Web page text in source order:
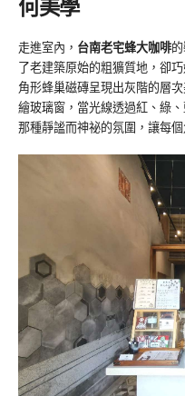
何美學
走進室內， 台南老宅蜂大咖啡
了老建築原始的粗獷質地，卻
角形蜂巢磁磚呈現出灰階的層
繪玻璃窗，當光線透過紅、綠
那種靜謐而神祕的氛圍，讓每